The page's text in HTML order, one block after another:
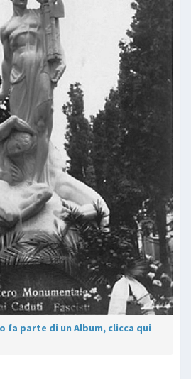
fa parte di un Album, clicca qui